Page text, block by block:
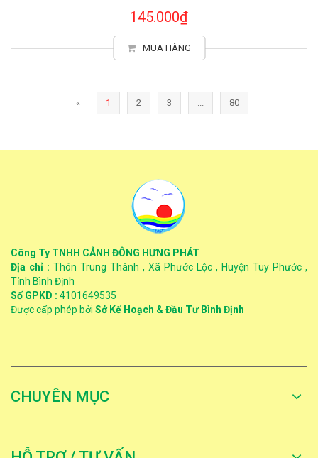
145.000₫
MUA HÀNG
« 1 2 3 ... 80
Công Ty TNHH CẢNH ĐÔNG HƯNG PHÁT
Địa chỉ : Thôn Trung Thành , Xã Phước Lộc , Huyện Tuy Phước ,
Tỉnh Bình Định
Số GPKD : 4101649535
Được cấp phép bởi Sở Kế Hoạch & Đầu Tư Bình Định
CHUYÊN MỤC